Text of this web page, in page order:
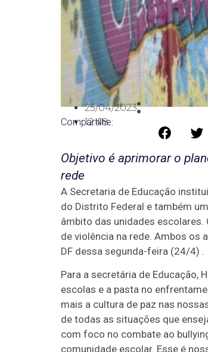
25/04/2023
12:48
Compartilhe:
Objetivo é aprimorar o
rede
A Secretaria de Educação
do Distrito Federal e também
âmbito das unidades
de violência na rede. Ambos os
DF dessa segunda-feira (24/4) .
Para a secretária de Educação,
escolas e a pasta no
mais a cultura de paz nas
de todas as situações que
com foco no combate ao
comunidade escolar. Esse é